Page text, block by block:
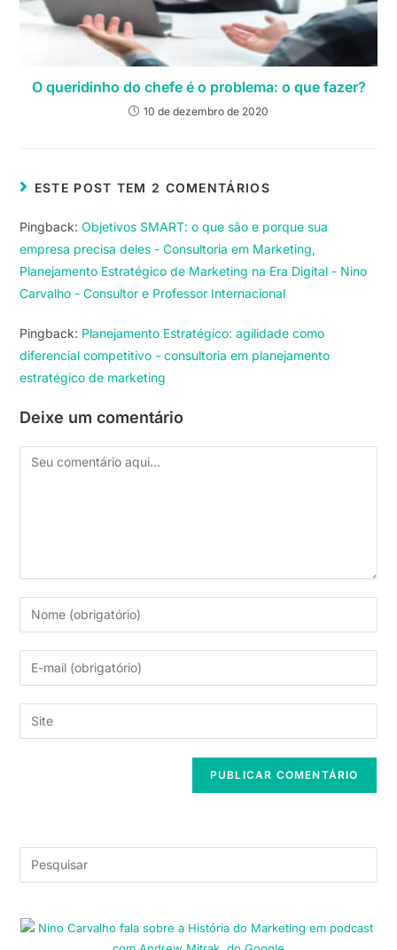
O queridinho do chefe é o problema: o que fazer?
10 de dezembro de 2020
ESTE POST TEM 2 COMENTÁRIOS
Pingback:Objetivos SMART: o que são e porque sua
empresa precisa deles - Consultoria em Marketing,
Planejamento Estratégico de Marketing na Era Digital - Nino
Carvalho - Consultor e Professor Internacional
Pingback: Planejamento Estratégico: agilidade como
diferencial competitivo - consultoria em planejamento
estratégico de marketing
Deixe um comentário